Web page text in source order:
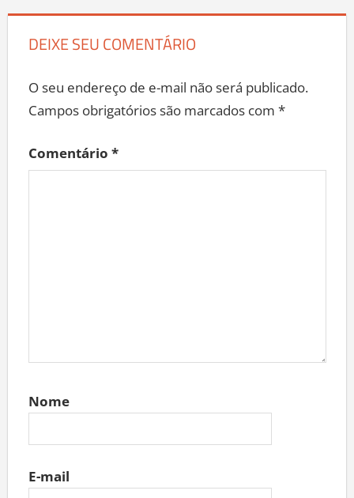
DEIXE SEU COMENTÁRIO
O seu endereço de e-mail não será publicado.
Campos obrigatórios são marcados com *
Comentário *
Nome
E-mail